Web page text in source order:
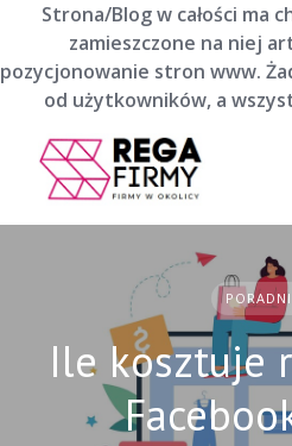
Strona/Blog w całości ma
zamieszczone na niej
pozycjonowanie stron www.
od użytkowników, a
content
Ile kosztuje